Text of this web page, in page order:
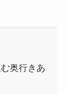
奥行きあ